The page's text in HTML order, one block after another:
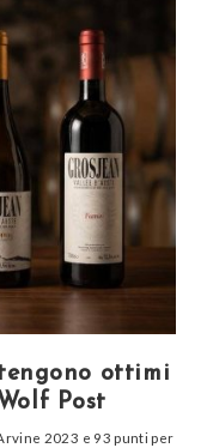
ottimi
Post
2023 e 93 punti per